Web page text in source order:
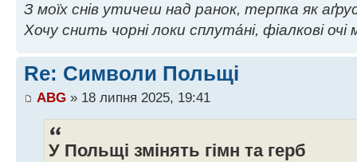
З моїх снів утичеш над ранок, терпка як
Хочу снить чорні локи сплута́ні, фіалкові очі
Re: Символи Польщі
ABG » 18 липня 2025, 19:41
У Польщі змінять гімн та герб